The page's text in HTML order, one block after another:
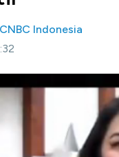
CNBC Indonesia
portofolio
perlu direview terkait